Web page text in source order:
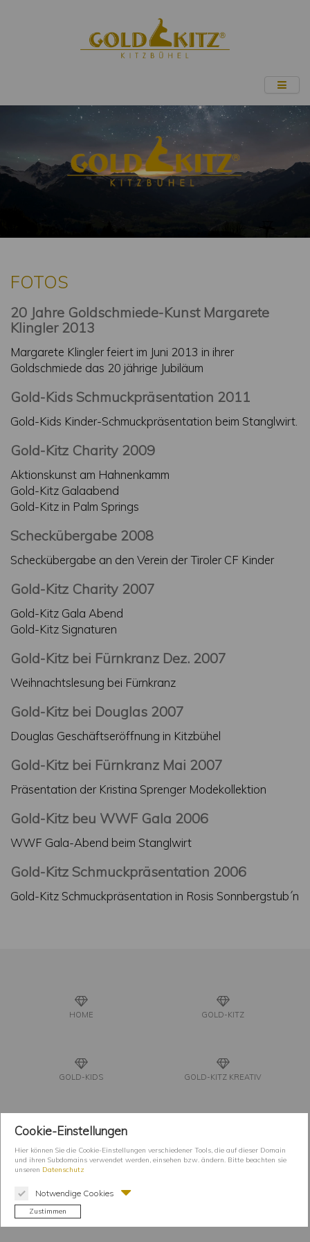
FOTOS
20 Jahre Goldschmiede-Kunst Margarete
Klingler 2013
Margarete Klingler feiert im Juni 2013 in ihrer
Goldschmiede das 20 jährige Jubiläum
Gold-Kids Schmuckpräsentation 2011
Gold-Kids Kinder-Schmuckpräsentation beim Stanglwirt.
Gold-Kitz Charity 2009
Aktionskunst am Hahnenkamm
Gold-Kitz Galaabend
Gold-Kitz in Palm Springs
Scheckübergabe 2008
Scheckübergabe an den Verein der Tiroler CF Kinder
Gold-Kitz Charity 2007
Gold-Kitz Gala Abend
Gold-Kitz Signaturen
Gold-Kitz bei Fürnkranz Dez. 2007
Weihnachtslesung bei Fürnkranz
Gold-Kitz bei Douglas 2007
Douglas Geschäftseröffnung in Kitzbühel
Gold-Kitz bei Fürnkranz Mai 2007
Präsentation der Kristina Sprenger Modekollektion
Gold-Kitz beu WWF Gala 2006
WWF Gala-Abend beim Stanglwirt
Gold-Kitz Schmuckpräsentation 2006
Gold-Kitz Schmuckpräsentation in Rosis Sonnbergstub´n
HOME GOLD-KITZ
GOLD-KIDS GOLD-KITZ KREATIV
GOLDSCHMIEDE-KUNST
Cookie-Einstellungen
Hier können Sie die Cookie-Einstellungen verschiedener Tools, die auf dieser Domain
und ihren Subdomains verwendet werden, einsehen bzw. ändern. Bitte beachten sie
unseren Datenschutz
Notwendige Cookies